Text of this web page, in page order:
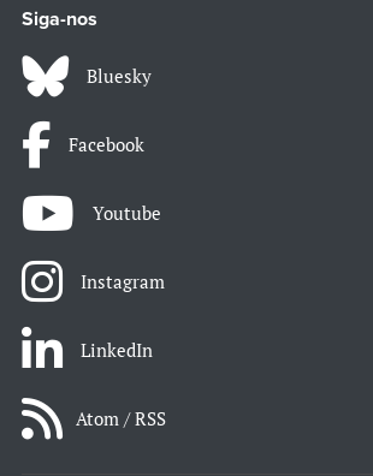
Siga-nos
Bluesky
Facebook
Youtube
Instagram
LinkedIn
Atom / RSS